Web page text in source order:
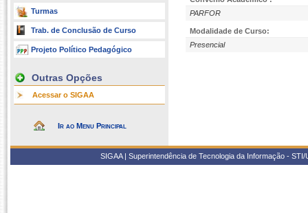
Turmas
Trab. de Conclusão de Curso
Projeto Político Pedagógico
Outras Opções
Acessar o SIGAA
Ir ao Menu Principal
PARFOR
Modalidade de Curso:
Presencial
SIGAA | Superintendência de Tecnologia da Informação -